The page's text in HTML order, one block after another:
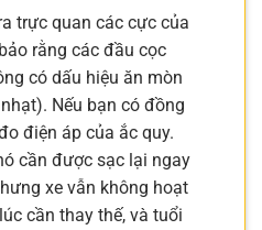
trực quan các cực của
rằng các đầu cọc
có dấu hiệu ăn mòn
Nếu bạn có đồng
điện áp của ắc quy.
cần được sạc lại ngay
xe vẫn không hoạt
cần thay thế, và tuổi